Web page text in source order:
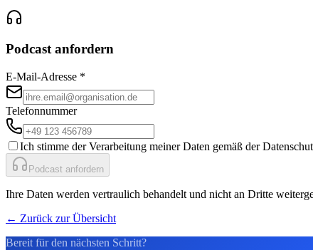
Podcast anfordern
E-Mail-Adresse *
Telefonnummer
Ich stimme der Verarbeitung meiner Daten gemäß der
Podcast anfordern
Ihre Daten werden vertraulich behandelt und nicht an Dritte
← Zurück zur Übersicht
Bereit für den nächsten Schritt?